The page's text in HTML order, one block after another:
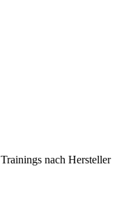
Trainings nach Hersteller